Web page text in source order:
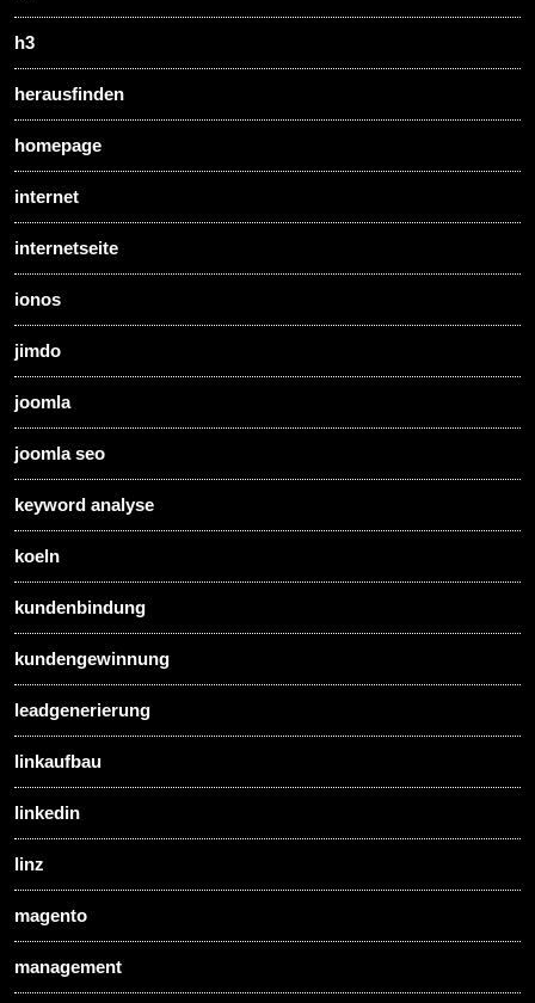
h3
herausfinden
homepage
internet
internetseite
ionos
jimdo
joomla
joomla seo
keyword analyse
koeln
kundenbindung
kundengewinnung
leadgenerierung
linkaufbau
linkedin
linz
magento
management